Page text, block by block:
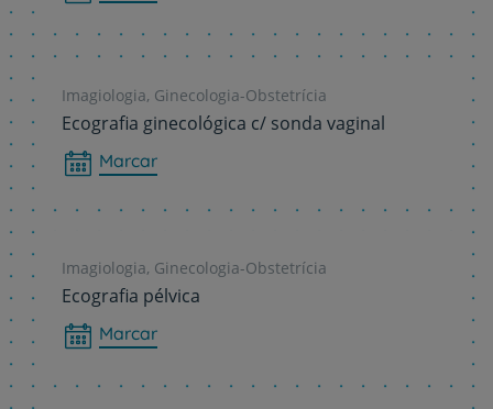
Imagiologia, Ginecologia-Obstetrícia
Ecografia ginecológica c/ sonda vaginal
Marcar
Imagiologia, Ginecologia-Obstetrícia
Ecografia pélvica
Marcar